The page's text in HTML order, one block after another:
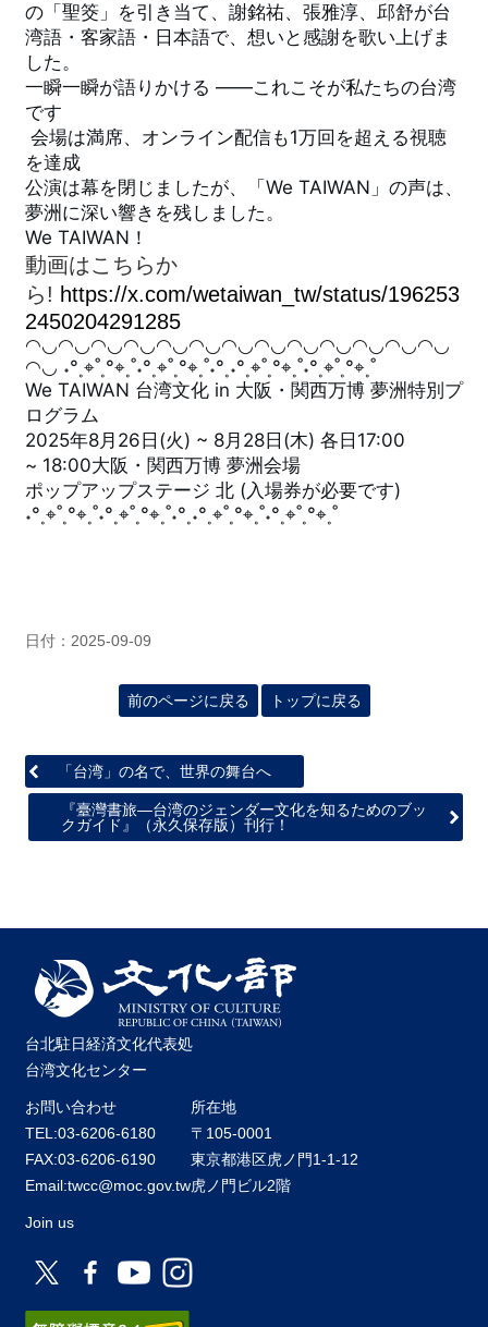
ホ
ー
ム
サ
イ
ト
マ
ッ
プ
の「聖筊」を引き当て、謝銘祐、張雅淳、邱舒が台
湾語・客家語・日本語で、想いと感謝を歌い上げま
した。
一瞬一瞬が語りかける ――これこそが私たちの台湾
です
会場は満席、オンライン配信も1万回を超える視聴
を達成
公演は幕を閉じましたが、「We TAIWAN」の声は、
夢洲に深い響きを残しました。
We TAIWAN！
動画はこちらか
ら! https://x.com/wetaiwan_tw/status/196253
2450204291285
◠◡◠◡◠◡◠◡◠◡◠◡◠◡◠◡◠◡◠◡◠◡◠◡◠◡
◠◡ ˖°˳⌖˚˳°⌖˳˚˖°˳⌖˚˳°⌖˳˚˖°˳˖°˳⌖˚˳°⌖˳˚˖°˳⌖˚˳°⌖˳˚
We TAIWAN 台湾文化 in 大阪・関西万博 夢洲特別プ
ログラム
2025年8月26日(火) ~ 8月28日(木) 各日17:00
~ 18:00大阪・関西万博 夢洲会場
ポップアップステージ 北 (入場券が必要です)
˖°˳⌖˚˳°⌖˳˚˖°˳⌖˚˳°⌖˳˚˖°˳˖°˳⌖˚˳°⌖˳˚˖°˳⌖˚˳°⌖˳˚
日付：2025-09-09
前のページに戻る トップに戻る
「台湾」の名で、世界の舞台へ
『臺灣書旅―台湾のジェンダー文化を知るためのブッ
クガイド』（永久保存版）刊行！
台北駐日経済文化代表処
台湾文化センター
お問い合わせ
TEL:03-6206-6180
FAX:03-6206-6190
Email:twcc@moc.gov.tw
所在地
〒105-0001
東京都港区虎ノ門1-1-12
虎ノ門ビル2階
Join us